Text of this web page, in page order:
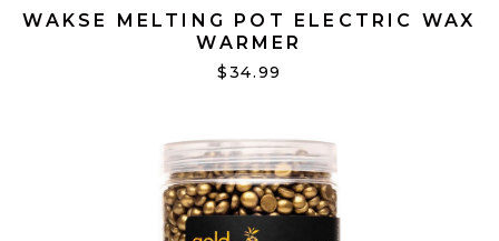
WAKSE MELTING POT ELECTRIC WAX
WARMER
$34.99